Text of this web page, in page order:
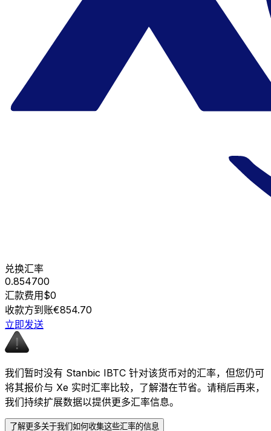
兑换汇率
0.854700
汇款费用$0
收款方到账€854.70
立即发送
我们暂时没有 Stanbic IBTC 针对该货币对的汇率，但您仍可
将其报价与 Xe 实时汇率比较，了解潜在节省。请稍后再来，
我们持续扩展数据以提供更多汇率信息。
了解更多关于我们如何收集这些汇率的信息